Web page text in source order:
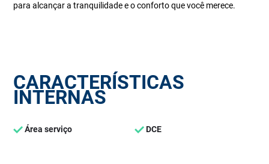
para alcançar a tranquilidade e o conforto que você merece.
CARACTERÍSTICAS
INTERNAS
Área serviço DCE